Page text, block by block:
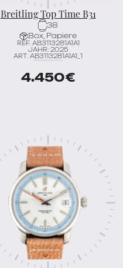
Breitling Top Time B31
38
Box, Papiere
REF. AB3113281A1A1
JAHR: 2025
ART. AB3113281A1A1_1
4.450€